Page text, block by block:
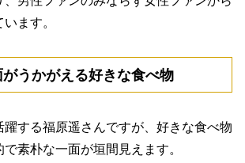
ます。
うかがえる好きな食べ物
躍する福原遥さんですが、好きな食べ物
素朴な一面が垣間見えます。